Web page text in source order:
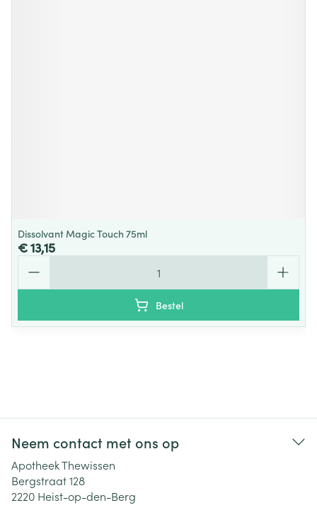
Dissolvant Magic Touch 75ml
€ 13,15
Bestel
Neem contact met ons op
Apotheek Thewissen
Bergstraat 128
2220 Heist-op-den-Berg